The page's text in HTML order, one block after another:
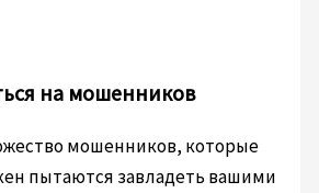
на мошенников
мошенников, которые
пытаются завладеть вашими